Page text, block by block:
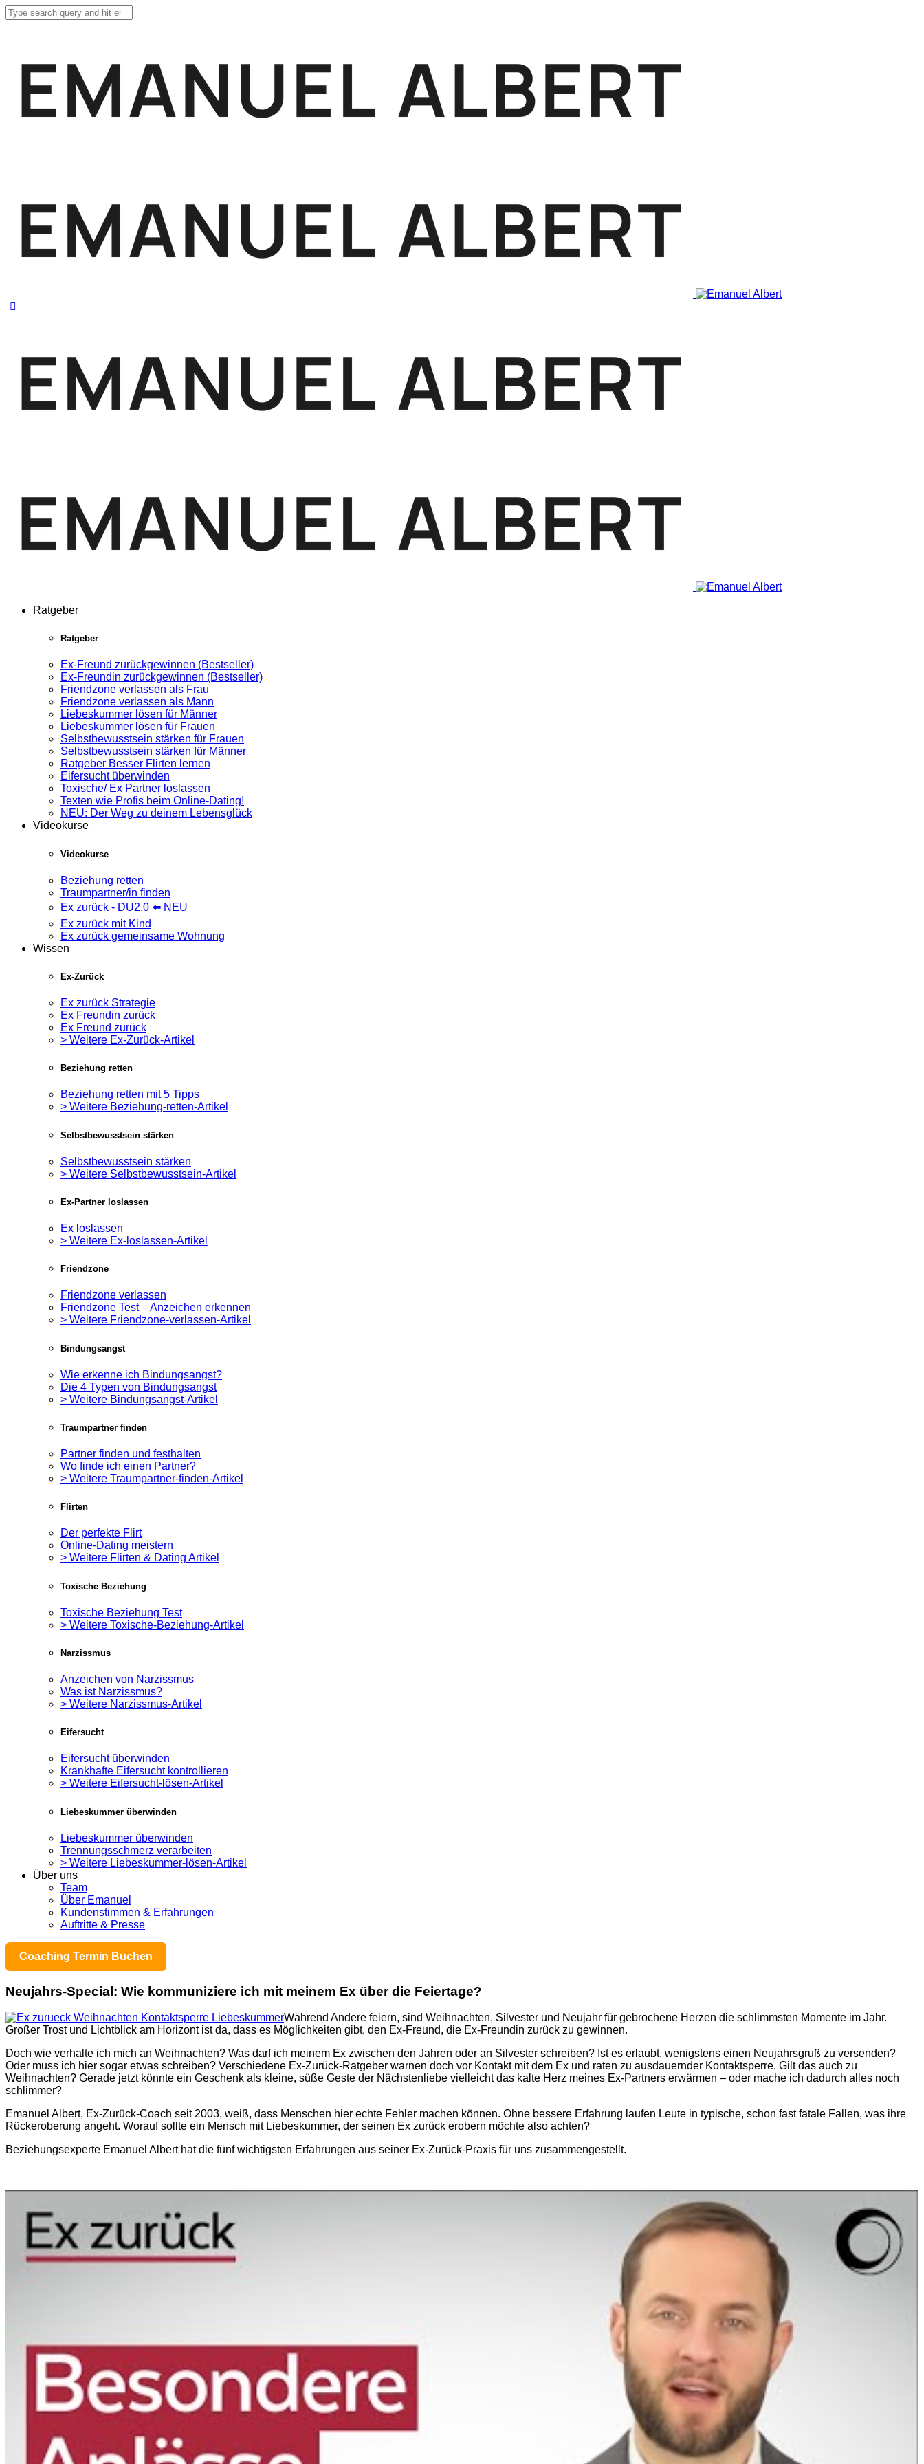
Ratgeber
Ratgeber
Ex-Freund zurückgewinnen (Bestseller)
Ex-Freundin zurückgewinnen (Bestseller)
Friendzone verlassen als Frau
Friendzone verlassen als Mann
Liebeskummer lösen für Männer
Liebeskummer lösen für Frauen
Selbstbewusstsein stärken für Frauen
Selbstbewusstsein stärken für Männer
Ratgeber Besser Flirten lernen
Eifersucht überwinden
Toxische/ Ex Partner loslassen
Texten wie Profis beim Online-Dating!
NEU: Der Weg zu deinem Lebensglück
Videokurse
Videokurse
Beziehung retten
Traumpartner/in finden
Ex zurück - DU2.0 ⬅️ NEU
Ex zurück mit Kind
Ex zurück gemeinsame Wohnung
Wissen
Ex-Zurück
Ex zurück Strategie
Ex Freundin zurück
Ex Freund zurück
> Weitere Ex-Zurück-Artikel
Beziehung retten
Beziehung retten mit 5 Tipps
> Weitere Beziehung-retten-Artikel
Selbstbewusstsein stärken
Selbstbewusstsein stärken
> Weitere Selbstbewusstsein-Artikel
Ex-Partner loslassen
Ex loslassen
> Weitere Ex-loslassen-Artikel
Friendzone
Friendzone verlassen
Friendzone Test – Anzeichen erkennen
> Weitere Friendzone-verlassen-Artikel
Bindungsangst
Wie erkenne ich Bindungsangst?
Die 4 Typen von Bindungsangst
> Weitere Bindungsangst-Artikel
Traumpartner finden
Partner finden und festhalten
Wo finde ich einen Partner?
> Weitere Traumpartner-finden-Artikel
Flirten
Der perfekte Flirt
Online-Dating meistern
> Weitere Flirten & Dating Artikel
Toxische Beziehung
Toxische Beziehung Test
> Weitere Toxische-Beziehung-Artikel
Narzissmus
Anzeichen von Narzissmus
Was ist Narzissmus?
> Weitere Narzissmus-Artikel
Eifersucht
Eifersucht überwinden
Krankhafte Eifersucht kontrollieren
> Weitere Eifersucht-lösen-Artikel
Liebeskummer überwinden
Liebeskummer überwinden
Trennungsschmerz verarbeiten
> Weitere Liebeskummer-lösen-Artikel
Über uns
Team
Über Emanuel
Kundenstimmen & Erfahrungen
Auftritte & Presse
Coaching Termin Buchen
Neujahrs-Special: Wie kommuniziere ich mit meinem Ex über die Feiertage?
Während Andere feiern, sind Weihnachten, Silvester und Neujahr für gebrochene Herzen die schlimmsten Momente im Jahr.
Großer Trost und Lichtblick am Horizont ist da, dass es Möglichkeiten gibt, den Ex-Freund, die Ex-Freundin zurück zu gewinnen.
Doch wie verhalte ich mich an Weihnachten? Was darf ich meinem Ex zwischen den Jahren oder an Silvester schreiben? Ist es erlaubt, wenigstens einen Neujahrsgruß zu versenden?
Oder muss ich hier sogar etwas schreiben? Verschiedene Ex-Zurück-Ratgeber warnen doch vor Kontakt mit dem Ex und raten zu ausdauernder Kontaktsperre. Gilt das auch zu
Weihnachten? Gerade jetzt könnte ein Geschenk als kleine, süße Geste der Nächstenliebe vielleicht das kalte Herz meines Ex-Partners erwärmen – oder mache ich dadurch alles noch
schlimmer?
Emanuel Albert, Ex-Zurück-Coach seit 2003, weiß, dass Menschen hier echte Fehler machen können. Ohne bessere Erfahrung laufen Leute in typische, schon fast fatale Fallen, was ihre
Rückeroberung angeht. Worauf sollte ein Mensch mit Liebeskummer, der seinen Ex zurück erobern möchte also achten?
Beziehungsexperte Emanuel Albert hat die fünf wichtigsten Erfahrungen aus seiner Ex-Zurück-Praxis für uns zusammengestellt.